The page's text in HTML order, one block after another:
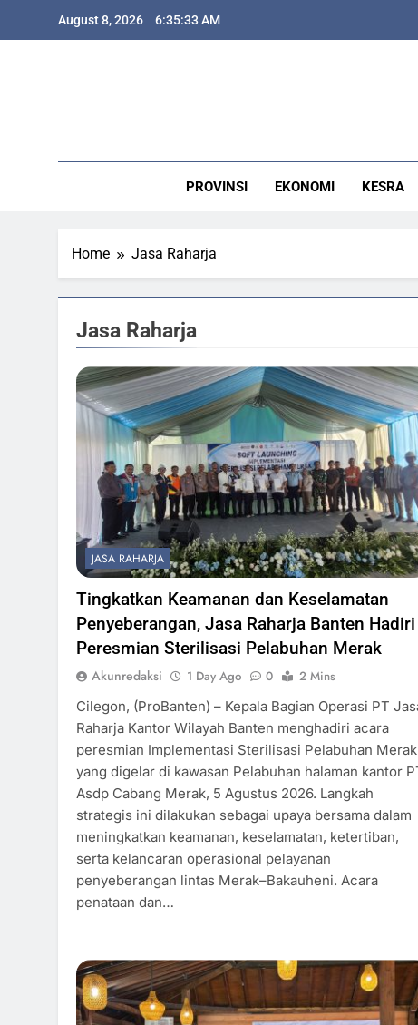
August 8, 2026 6:35:35 AM
PROVINSI EKONOMI KESRA
Home Jasa Raharja
Jasa Raharja
JASA RAHARJA
Tingkatkan Keamanan dan Keselamatan
Penyeberangan, Jasa Raharja Banten Hadiri
Peresmian Sterilisasi Pelabuhan Merak
Akunredaksi 1 Day Ago 0
2 Mins
Cilegon, (ProBanten) – Kepala Bagian Operasi PT
Raharja Kantor Wilayah Banten menghadiri acara
peresmian Implementasi Sterilisasi Pelabuhan Merak
yang digelar di kawasan Pelabuhan halaman kantor
Asdp Cabang Merak, 5 Agustus 2026. Langkah
strategis ini dilakukan sebagai upaya bersama dalam
meningkatkan keamanan, keselamatan, ketertiban,
serta kelancaran operasional pelayanan
penyeberangan lintas Merak–Bakauheni. ​Acara
penataan dan…